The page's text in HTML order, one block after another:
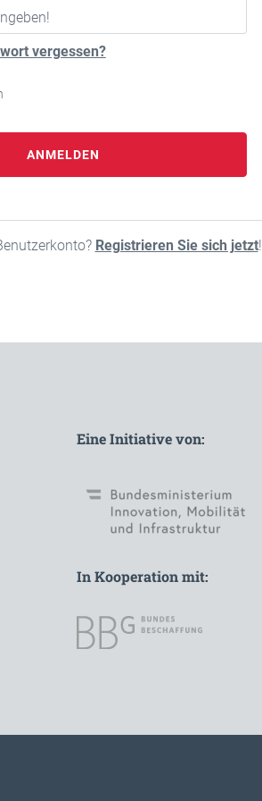
vergessen?
ANMELDEN
Registrieren Sie sich jetzt!
Eine Initiative von:
In Kooperation mit: